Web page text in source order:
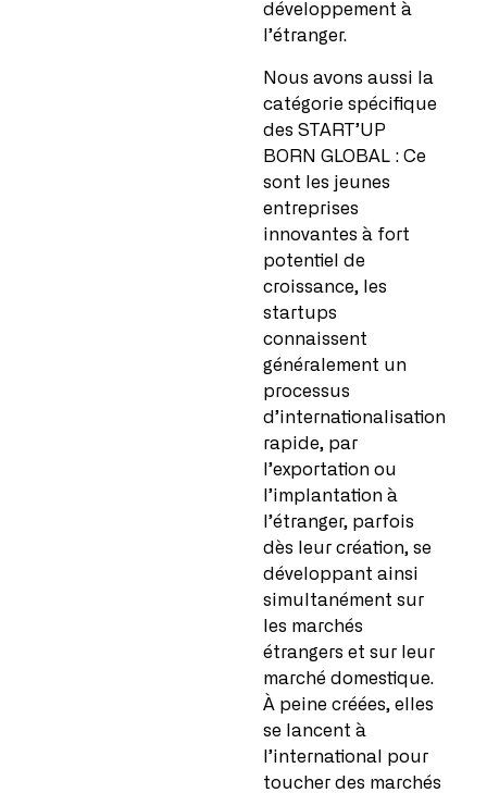
développement à
l’étranger.
Nous avons aussi la
catégorie spécifique
des START’UP
BORN GLOBAL : Ce
sont les jeunes
entreprises
innovantes à fort
potentiel de
croissance, les
startups
connaissent
généralement un
processus
d’internationalisation
rapide, par
l’exportation ou
l’implantation à
l’étranger, parfois
dès leur création, se
développant ainsi
simultanément sur
les marchés
étrangers et sur leur
marché domestique.
À peine créées, elles
se lancent à
l’international pour
toucher des marchés